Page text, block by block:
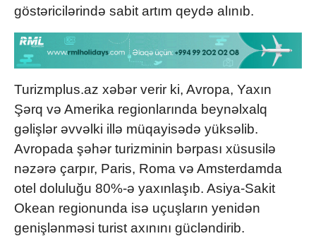
göstəricilərində sabit artım qeydə alınıb.
Turizmplus.az xəbər verir ki, Avropa, Yaxın
Şərq və Amerika regionlarında beynəlxalq
gəlişlər əvvəlki illə müqayisədə yüksəlib.
Avropada şəhər turizminin bərpası xüsusilə
nəzərə çarpır, Paris, Roma və Amsterdamda
otel doluluğu 80%-ə yaxınlaşıb. Asiya-Sakit
Okean regionunda isə uçuşların yenidən
genişlənməsi turist axınını gücləndirib.